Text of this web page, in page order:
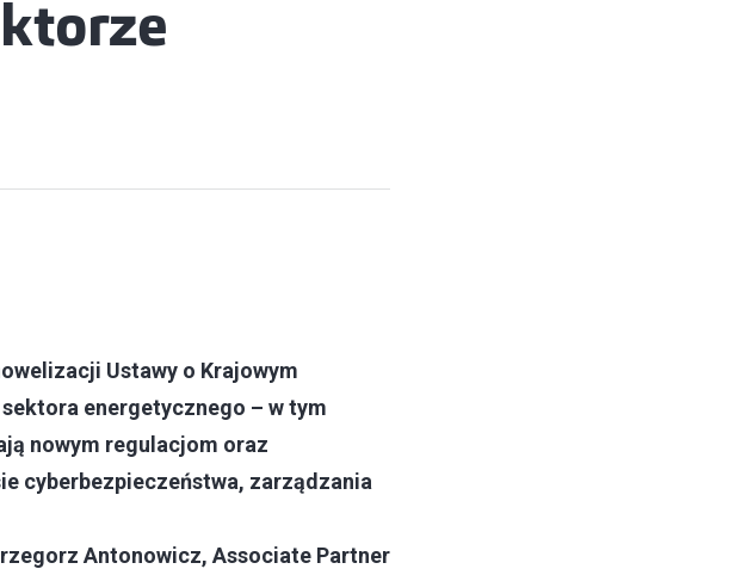
Ustawy o Krajowym
energetycznego – w tym
nowym regulacjom oraz
cyberbezpieczeństwa, zarządzania
Antonowicz, Associate Partner